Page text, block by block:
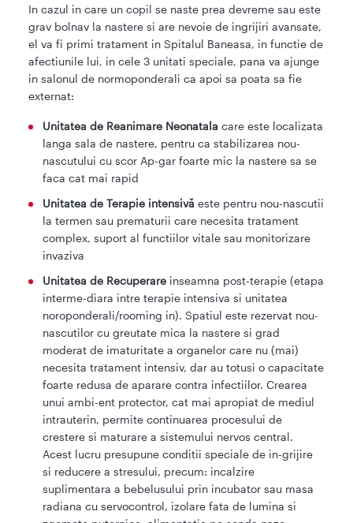
In cazul in care un copil se naste prea devreme sau este
grav bolnav la nastere si are nevoie de ingrijiri avansate,
el va fi primi tratament in Spitalul Baneasa, in functie de
afectiunile lui, in cele 3 unitati speciale, pana va ajunge
in salonul de normoponderali ca apoi sa poata sa fie
externat:
Unitatea de Reanimare Neonatala care este localizata
langa sala de nastere, pentru ca stabilizarea nou-
nascutului cu scor Ap-gar foarte mic la nastere sa se
faca cat mai rapid
Unitatea de Terapie intensivă este pentru nou-nascutii
la termen sau prematurii care necesita tratament
complex, suport al functiilor vitale sau monitorizare
invaziva
Unitatea de Recuperare inseamna post-terapie (etapa
interme-diara intre terapie intensiva si unitatea
noroponderali/rooming in). Spatiul este rezervat nou-
nascutilor cu greutate mica la nastere si grad
moderat de imaturitate a organelor care nu (mai)
necesita tratament intensiv, dar au totusi o capacitate
foarte redusa de aparare contra infectiilor. Crearea
unui ambi-ent protector, cat mai apropiat de mediul
intrauterin, permite continuarea procesului de
crestere si maturare a sistemului nervos central.
Acest lucru presupune conditii speciale de in-grijire
si reducere a stresului, precum: incalzire
suplimentara a bebelusului prin incubator sau masa
radiana cu servocontrol, izolare fata de lumina si